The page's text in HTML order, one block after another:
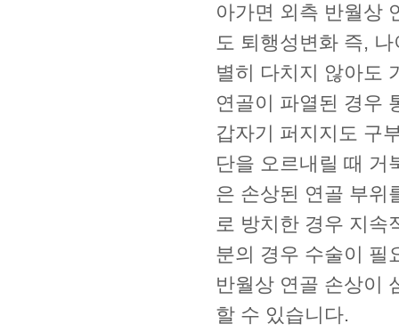
아가면 외측 반월상
도 퇴행성변화 즉,
별히 다치지 않아도
연골이 파열된 경우
갑자기 퍼지지도 구
단을 오르내릴 때 거
은 손상된 연골 부위
로 방치한 경우 지속
분의 경우 수술이 필
반월상 연골 손상이
할 수 있습니다.